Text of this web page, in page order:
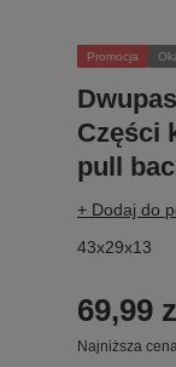
Promocja
Części
pull
+ Dodaj do
43x29x13
69,99
Najniższa